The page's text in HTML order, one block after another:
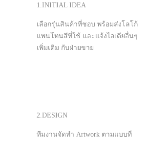
1.INITIAL IDEA
เลือกรุ่นสินค้าที่ชอบ พร้อมส่งโลโก้
แพนโทนสีที่ใช้ และแจ้งไอเดียอื่นๆ
เพิ่มเติม กับฝ่ายขาย
2.DESIGN
ทีมงานจัดทำ Artwork ตามแบบที่